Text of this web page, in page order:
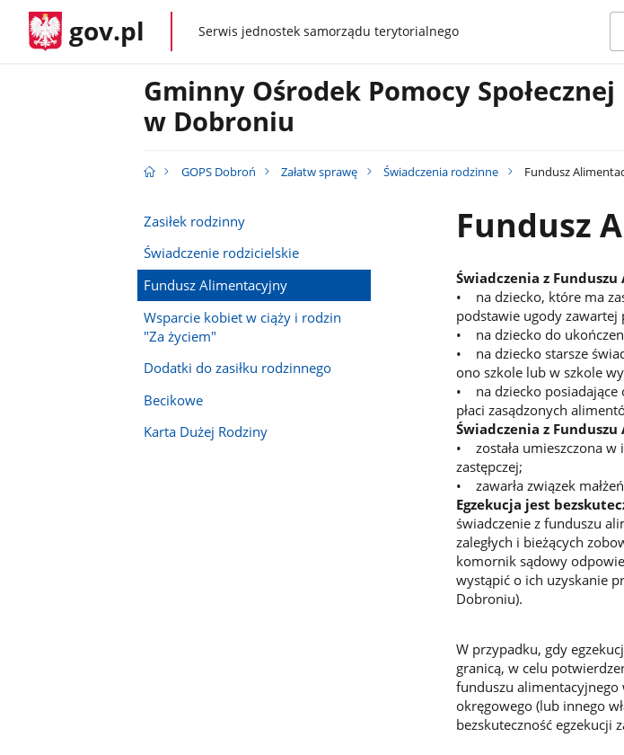
gov.pl gov.plSerwis jednostek samorządu terytorialnego
Gminny Ośrodek Pomocy Społecznej
w Dobroniu
GOPS Dobroń Załatw sprawę Świadczenia rodzinne Fundusz
Zasiłek rodzinny
Świadczenie rodzicielskie
Fundusz Alimentacyjny
Wsparcie kobiet w ciąży i rodzin
"Za życiem"
Dodatki do zasiłku rodzinnego
Becikowe
Karta Dużej Rodziny
Fundusz
Świadczenia z
• na dziecko, które ma
podstawie ugody zawartej
• na dziecko do
• na dziecko starsze
ono szkole lub w szkole
• na dziecko posiadające
płaci zasądzonych
Świadczenia z
• została umieszczona w
zastępczej;
• zawarła związek
Egzekucja jest
świadczenie z funduszu
zaległych i bieżących
komornik sądowy
wystąpić o ich uzyskanie
Dobroniu).
W przypadku, gdy
granicą, w celu
funduszu alimentacyjnego
okręgowego (lub innego
bezskuteczność egzekucji